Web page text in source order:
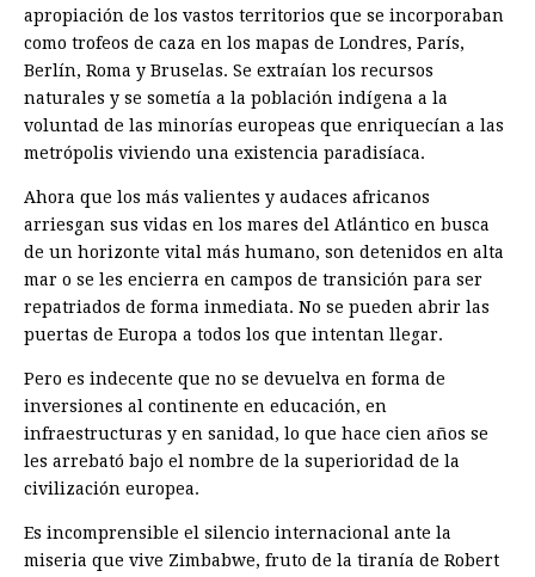
apropiación de los vastos territorios que se incorporaban
como trofeos de caza en los mapas de Londres, París,
Berlín, Roma y Bruselas. Se extraían los recursos
naturales y se sometía a la población indígena a la
voluntad de las minorías europeas que enriquecían a las
metrópolis viviendo una existencia paradisíaca.
Ahora que los más valientes y audaces africanos
arriesgan sus vidas en los mares del Atlántico en busca
de un horizonte vital más humano, son detenidos en alta
mar o se les encierra en campos de transición para ser
repatriados de forma inmediata. No se pueden abrir las
puertas de Europa a todos los que intentan llegar.
Pero es indecente que no se devuelva en forma de
inversiones al continente en educación, en
infraestructuras y en sanidad, lo que hace cien años se
les arrebató bajo el nombre de la superioridad de la
civilización europea.
Es incomprensible el silencio internacional ante la
miseria que vive Zimbabwe, fruto de la tiranía de Robert